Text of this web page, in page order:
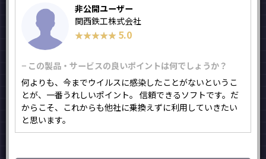
非公開ユーザー
関西鉄工株式会社
★★★★★
★★★★★ 5.0
− この製品・サービスの良いポイントは何でしょうか？
何よりも、今までウイルスに感染したことがないというこ
とが、一番うれしいポイント。 信頼できるソフトです。だ
からこそ、これからも他社に乗換えずに利用していきたい
と思います。